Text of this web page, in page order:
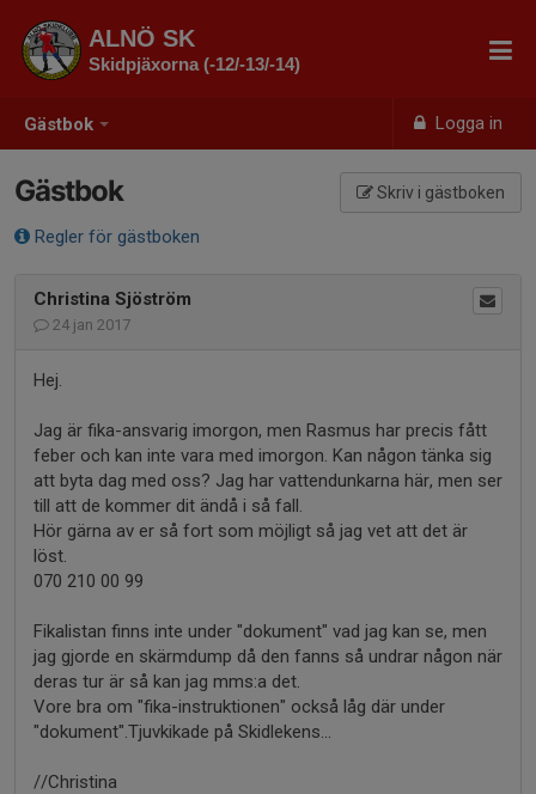
Gästbok Logga in
ALNÖ SK
Skidpjäxorna (-12/-13/-14)
Gästbok Skriv i gästboken
Regler för gästboken
Christina Sjöström
24 jan 2017
Hej.
Jag är fika-ansvarig imorgon, men Rasmus har precis fått
feber och kan inte vara med imorgon. Kan någon tänka sig
att byta dag med oss? Jag har vattendunkarna här, men ser
till att de kommer dit ändå i så fall.
Hör gärna av er så fort som möjligt så jag vet att det är
löst.
070 210 00 99
Fikalistan finns inte under "dokument" vad jag kan se, men
jag gjorde en skärmdump då den fanns så undrar någon när
deras tur är så kan jag mms:a det.
Vore bra om "fika-instruktionen" också låg där under
"dokument".Tjuvkikade på Skidlekens...
//Christina